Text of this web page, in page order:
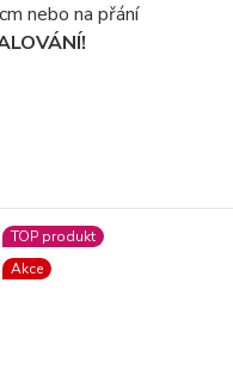
nebo na přání
TOP produkt
Akce